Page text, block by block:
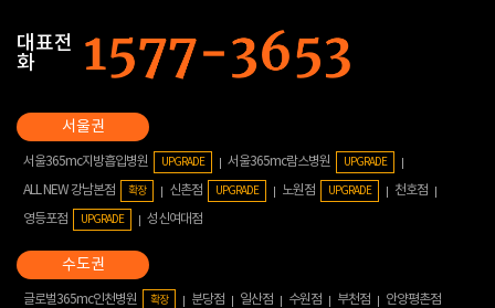
대표전
화
서울365mc지방흡입병원 UPGRADE 서울365mc람스병원 UPGRADE
ALL NEW 강남본점 확장 신촌점 UPGRADE 노원점 UPGRADE
천호점
영등포점
UPGRADE 성신여대점
글로벌365mc인천병원 확장 분당점 일산점 수원점 부천점 안양평촌점